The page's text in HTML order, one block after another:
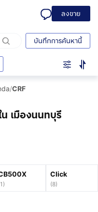
ลงขาย
บันทึกการค้นหานี้
/CRF
เมืองนนทบุรี
1 )
Click
(8)